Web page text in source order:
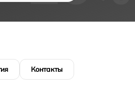
Контакты